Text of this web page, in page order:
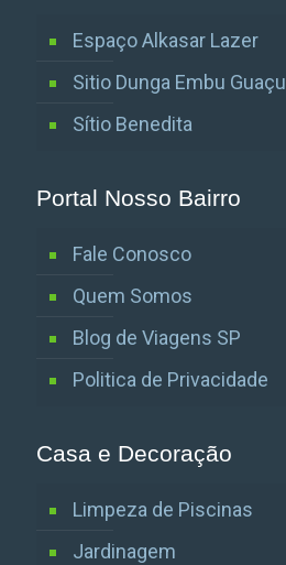
Espaço Alkasar Lazer
Sitio Dunga Embu Guaçu
Sítio Benedita
Portal Nosso Bairro
Fale Conosco
Quem Somos
Blog de Viagens SP
Politica de Privacidade
Casa e Decoração
Limpeza de Piscinas
Jardinagem